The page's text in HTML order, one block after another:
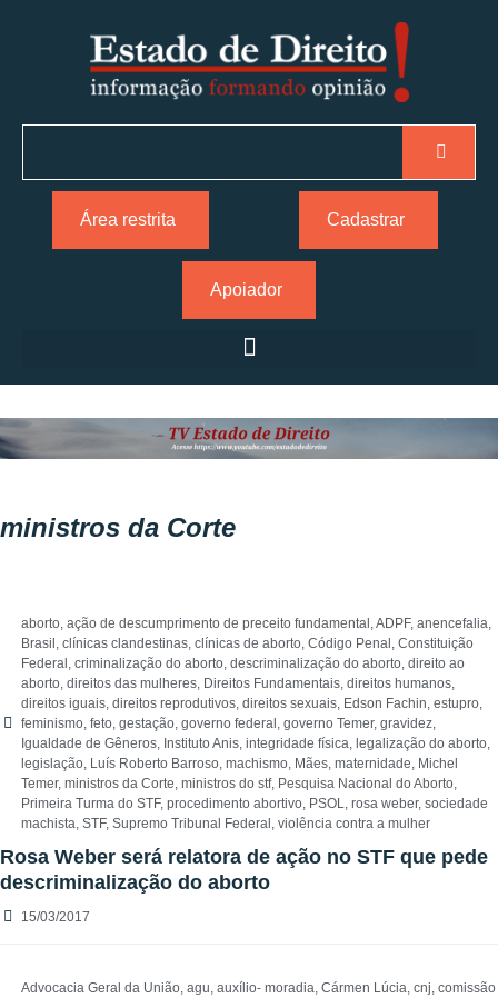
Área restrita Cadastrar
Apoiador
ministros da Corte
aborto, ação de descumprimento de preceito fundamental ,ADPF, anencefalia,
Brasil , clínicas clandestinas, clínicas de aborto, Código Penal , Constituição
Federal , criminalização do aborto, descriminalização do aborto, direito ao
aborto, direitos das mulheres, Direitos Fundamentais, direitos humanos,
direitos iguais, direitos reprodutivos, direitos sexuais, Edson Fachin, estupro,
feminismo, feto, gestação, governo federal , governo Temer, gravidez,
Igualdade de Gêneros, Instituto Anis, integridade física, legalização do aborto,
legislação, Luís Roberto Barroso, machismo, Mães, maternidade, Michel
Temer, ministros da Corte, ministros do stf, Pesquisa Nacional do Aborto,
Primeira Turma do STF, procedimento abortivo, PSOL, rosa weber, sociedade
machista, STF, Supremo Tribunal Federal , violência contra a mulher
Rosa Weber será relatora de ação no STF que pede
descriminalização do aborto
15/03/2017
Advocacia Geral da União, agu, auxílio- moradia, Cármen Lúcia, cnj, comissão